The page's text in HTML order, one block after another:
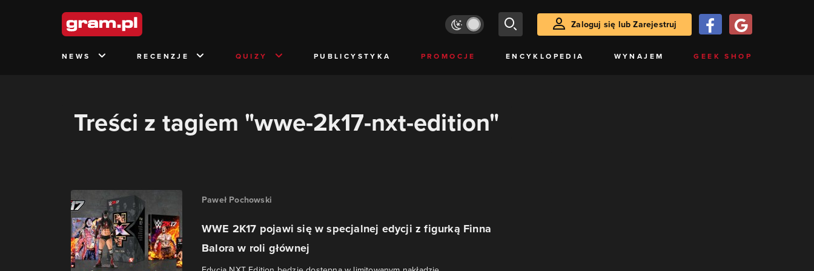
Zaloguj się lub Zarejestruj
NEWS RECENZJE QUIZY PUBLICYSTYKA PROMOCJE ENCYKLOPEDIA WYNAJEM GEEK SHOP
Treści z tagiem "wwe-2k17-nxt-edition"
Paweł Pochowski
WWE 2K17 pojawi się w specjalnej edycji z figurką Finna
Balora w roli głównej